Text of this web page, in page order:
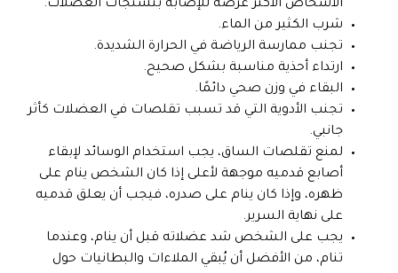
الأشخاص الأكثر عرضة للإصابة بتشنجات العضلات.
شرب الكثير من الماء.
تجنب ممارسة الرياضة في الحرارة الشديدة.
ارتداء أحذية مناسبة بشكل صحيح.
البقاء في وزن صحي دائمًا.
تجنب الأدوية التي قد تسبب تقلصات في العضلات كأثر
جانبي.
لمنع تقلصات الساق، يجب استخدام الوسائد لإبقاء
أصابع قدميه موجهة لأعلى إذا كان الشخص ينام على
ظهره، وإذا كان ينام على صدره، فيجب أن يعلق قدميه
على نهاية السرير.
يجب على الشخص شد عضلاته قبل أن ينام، وعندما
تنام، من الأفضل أن يُبقي الملاءات والبطانيات حول